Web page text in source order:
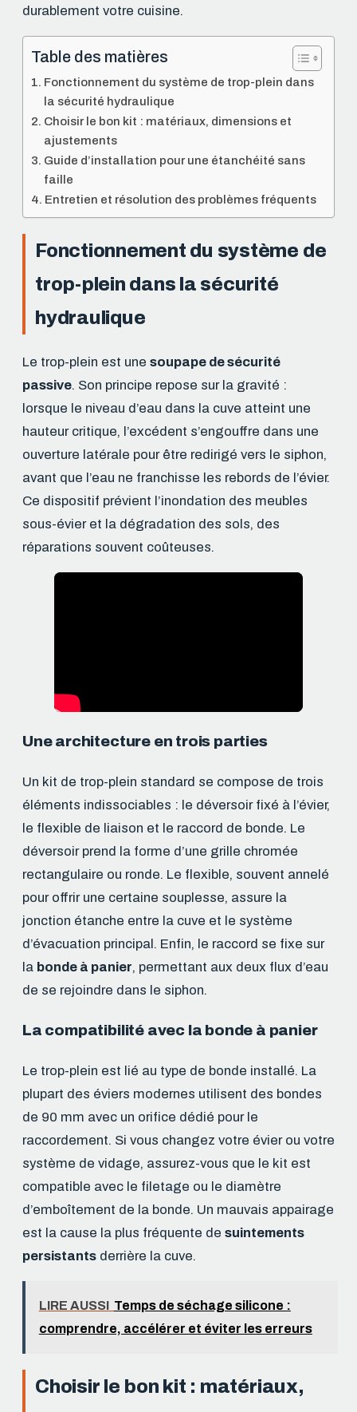
durablement votre cuisine.
Table des matières
Fonctionnement du système de trop-plein dans
la sécurité hydraulique
Choisir le bon kit : matériaux, dimensions et
ajustements
Guide d’installation pour une étanchéité sans
faille
Entretien et résolution des problèmes fréquents
Fonctionnement du système de
trop-plein dans la sécurité
hydraulique
Le trop-plein est une soupape de sécurité
passive. Son principe repose sur la gravité :
lorsque le niveau d’eau dans la cuve atteint une
hauteur critique, l’excédent s’engouffre dans une
ouverture latérale pour être redirigé vers le siphon,
avant que l’eau ne franchisse les rebords de l’évier.
Ce dispositif prévient l’inondation des meubles
sous-évier et la dégradation des sols, des
réparations souvent coûteuses.
Une architecture en trois parties
Un kit de trop-plein standard se compose de trois
éléments indissociables : le déversoir fixé à l’évier,
le flexible de liaison et le raccord de bonde. Le
déversoir prend la forme d’une grille chromée
rectangulaire ou ronde. Le flexible, souvent annelé
pour offrir une certaine souplesse, assure la
jonction étanche entre la cuve et le système
d’évacuation principal. Enfin, le raccord se fixe sur
la bonde à panier, permettant aux deux flux d’eau
de se rejoindre dans le siphon.
La compatibilité avec la bonde à panier
Le trop-plein est lié au type de bonde installé. La
plupart des éviers modernes utilisent des bondes
de 90 mm avec un orifice dédié pour le
raccordement. Si vous changez votre évier ou votre
système de vidage, assurez-vous que le kit est
compatible avec le filetage ou le diamètre
d’emboîtement de la bonde. Un mauvais appairage
est la cause la plus fréquente de suintements
persistants derrière la cuve.
LIRE AUSSI Temps de séchage silicone :
comprendre, accélérer et éviter les erreurs
Choisir le bon kit : matériaux,